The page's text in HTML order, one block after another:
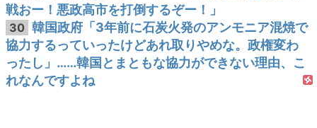
戦おー！悪政高市を打倒するぞー！」
30 韓国政府「3年前に石炭火発のアンモニア混焼で
協力するっていったけどあれ取りやめな。政権変わ
ったし」……韓国とまともな協力ができない理由、こ
れなんですよね